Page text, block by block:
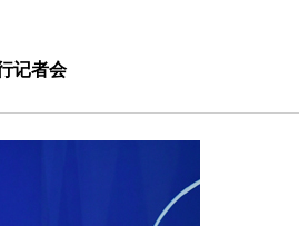
记者会